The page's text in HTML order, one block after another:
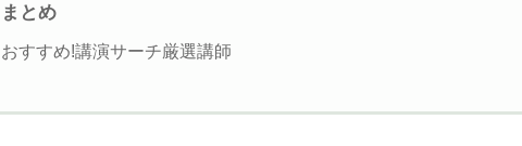
まとめ
おすすめ!講演サーチ厳選講師